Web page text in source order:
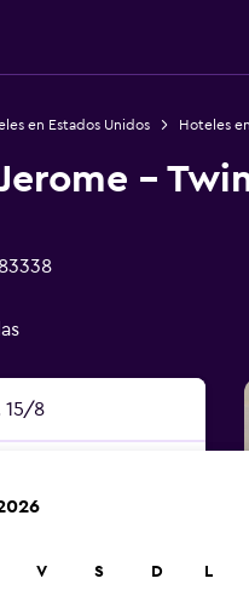
en Estados Unidos Hoteles
-
15/8
V S D L